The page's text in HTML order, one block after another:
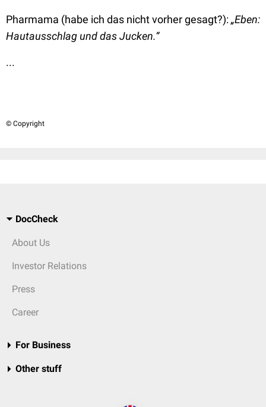
Pharmama (habe ich das nicht vorher gesagt?):„Eben:
Hautausschlag und das Jucken.“
...
© Copyright
DocCheck
About Us
Investor Relations
Press
Career
For Business
Other stuff